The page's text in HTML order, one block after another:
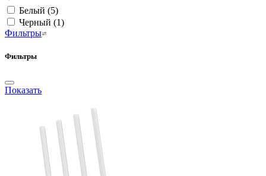
Белый (5)
Черный (1)
Фильтры
Фильтры
Показать